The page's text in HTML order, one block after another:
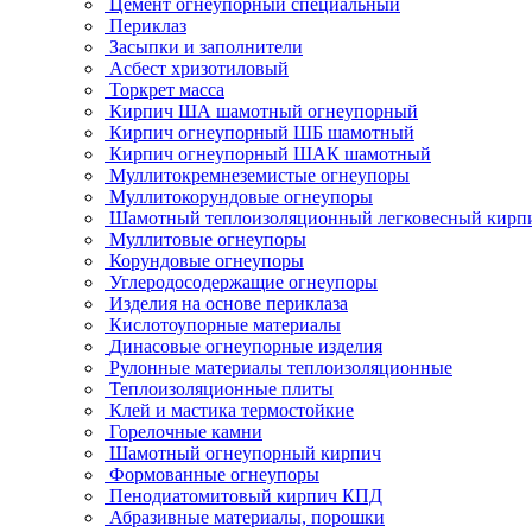
Периклаз
Засыпки и заполнители
Асбест хризотиловый
Торкрет масса
Кирпич ША шамотный огнеупорный
Кирпич огнеупорный ШБ шамотный
Кирпич огнеупорный ШАК шамотный
Муллито­­кремнеземистые огнеупоры
Муллито­корундовые огнеупоры
Шамотный тепло­изоляционный легковесный
Муллитовые огнеупоры
Корундовые огнеупоры
Углеродо­содержащие огнеупоры
Изделия на основе периклаза
Кислотоупорные материалы
Динасовые огнеупорные изделия
Рулонные материалы теплоизоляционные
Тепло­изоляционные плиты
Клей и мастика термостойкие
Горелочные камни
Шамотный огнеупорный кирпич
Формованные огнеупоры
Пенодиатомитовый кирпич КПД
Абразивные материалы, порошки